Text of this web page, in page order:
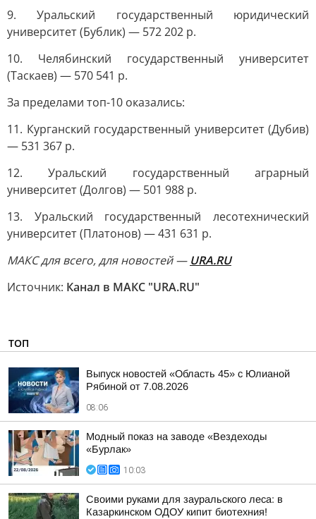
9. Уральский государственный юридический
университет (Бублик) — 572 202 р.
10. Челябинский государственный университет
(Таскаев) — 570 541 р.
За пределами топ-10 оказались:
11. Курганский государственный университет (Дубив)
— 531 367 р.
12. Уральский государственный аграрный
университет (Долгов) — 501 988 р.
13. Уральский государственный лесотехнический
университет (Платонов) — 431 631 р.
МАКС для всего, для новостей — URA.RU
Источник: Канал в МАКС "URA.RU"
ТОП
Выпуск новостей «Область 45» с Юлианой
Рябиной от 7.08.2026
08:06
Модный показ на заводе «Вездеходы
«Бурлак»
10:03
Своими руками для зауральского леса: в
Казаркинском ОДОУ кипит биотехния!